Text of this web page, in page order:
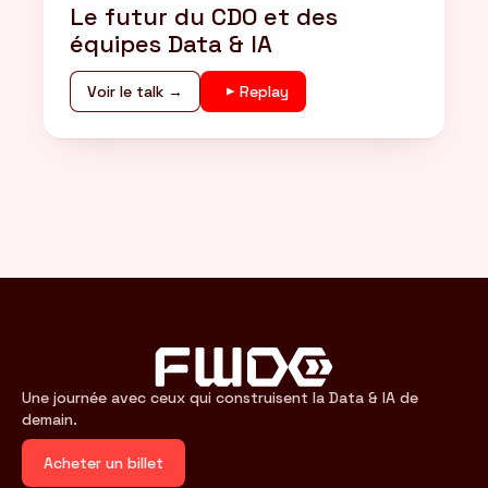
Le futur du CDO et des
équipes Data & IA
Voir le talk → Replay
Une journée avec ceux qui construisent la Data & IA de
demain.
Acheter un billet